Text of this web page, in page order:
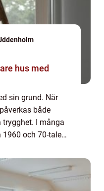
sin grund. När
både
I många
och 70-talen,
felaktigt b...